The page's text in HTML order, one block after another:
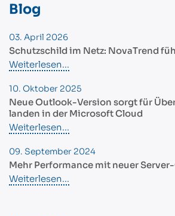
Blog
03. April 2026
Schutzschild im Netz: NovaTrend
Weiterlesen...
10. Oktober 2025
Neue Outlook-Version sorgt für
landen in der Microsoft Cloud
Weiterlesen...
09. September 2024
Mehr Performance mit neuer
Weiterlesen...